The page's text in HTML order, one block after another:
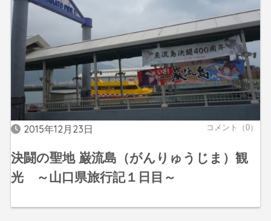
2015年12月23日 コメント（0）
決闘の聖地 巌流島（がんりゅうじま）観
光 ～山口県旅行記１日目～